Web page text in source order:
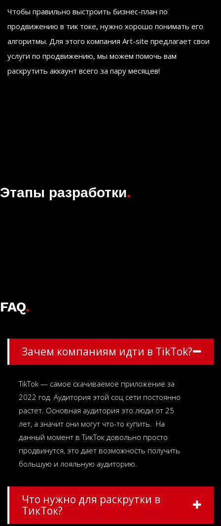
Чтобы правильно выстроить бизнес-план по
продвижению в тик токе, нужно хорошо понимать его
алгоритмы. Для этого компания Art-site предлагает свои
услуги по продвижению, мы можем помочь вам
раскрутить аккаунт всего за пару месяцев!
Этапы разработки.
FAQ.
Зачем компаниям идти в TikTok?
TikTok — самое скачиваемое приложение за
2022 год. Аудитория этой соц сети постоянно
растет. Основная аудитория это люди от 25
лет, а значит они могут что-то купить. На
данный момент в ТикТок довольно просто
продвинутся, это дает возможность получить
большую и лояльную аудиторию.
Что нужно для раскрутки в
ТикТок?